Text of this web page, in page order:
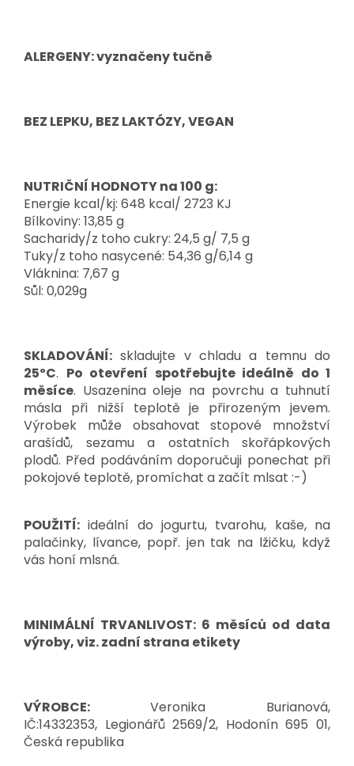
ALERGENY: vyznačeny tučně
BEZ LEPKU, BEZ LAKTÓZY, VEGAN
NUTRIČNÍ HODNOTY na 100 g:
Energie kcal/kj: 648 kcal/ 2723 KJ
Bílkoviny: 13,85 g
Sacharidy/z toho cukry: 24,5 g/ 7,5 g
Tuky/z toho nasycené: 54,36 g/6,14 g
Vláknina: 7,67 g
Sůl: 0,029g
SKLADOVÁNÍ: skladujte v chladu a temnu do
25ºC. Po otevření spotřebujte ideálně do 1
měsíce. Usazenina oleje na povrchu a tuhnutí
másla při nižší teplotě je přirozeným jevem.
Výrobek může obsahovat stopové množství
arašídů, sezamu a ostatních skořápkových
plodů. Před podáváním doporučuji ponechat při
pokojové teplotě, promíchat a začít mlsat :-)
POUŽITÍ: ideální do jogurtu, tvarohu, kaše, na
palačinky, lívance, popř. jen tak na lžičku, když
vás honí mlsná.
MINIMÁLNÍ TRVANLIVOST: 6 měsíců od data
výroby, viz. zadní strana etikety
VÝROBCE: Veronika Burianová,
IČ:14332353, Legionářů 2569/2, Hodonín 695 01,
Česká republika